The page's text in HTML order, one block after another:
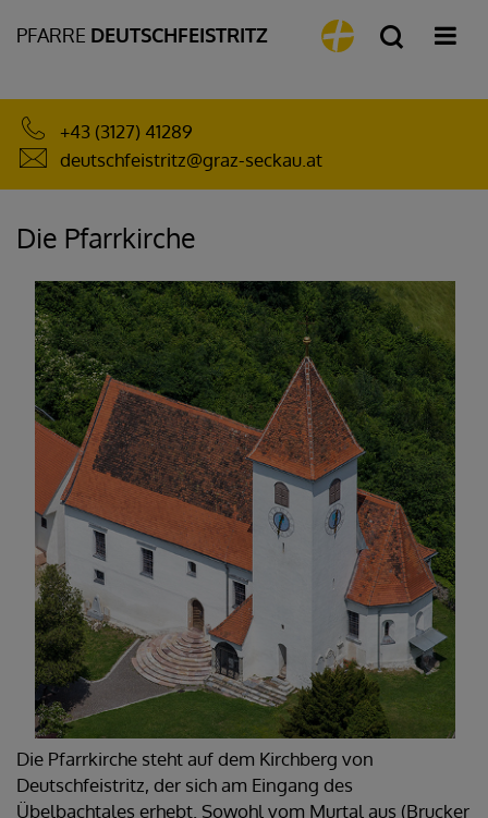
PFARRE DEUTSCHFEISTRITZ
+43 (3127) 41289
deutschfeistritz@graz-seckau.at
Die Pfarrkirche
Die Pfarrkirche steht auf dem Kirchberg von
Deutschfeistritz, der sich am Eingang des
Übelbachtales erhebt. Sowohl vom Murtal aus (Brucker